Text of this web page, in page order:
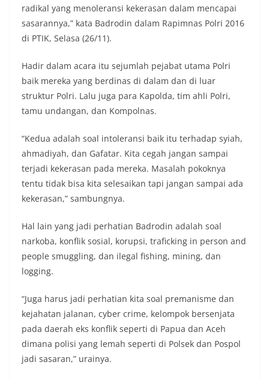
radikal yang menoleransi kekerasan dalam mencapai
sasarannya,” kata Badrodin dalam Rapimnas Polri 2016
di PTIK, Selasa (26/11).
Hadir dalam acara itu sejumlah pejabat utama Polri
baik mereka yang berdinas di dalam dan di luar
struktur Polri. Lalu juga para Kapolda, tim ahli Polri,
tamu undangan, dan Kompolnas.
“Kedua adalah soal intoleransi baik itu terhadap syiah,
ahmadiyah, dan Gafatar. Kita cegah jangan sampai
terjadi kekerasan pada mereka. Masalah pokoknya
tentu tidak bisa kita selesaikan tapi jangan sampai ada
kekerasan,” sambungnya.
Hal lain yang jadi perhatian Badrodin adalah soal
narkoba, konflik sosial, korupsi, traficking in person and
people smuggling, dan ilegal fishing, mining, dan
logging.
“Juga harus jadi perhatian kita soal premanisme dan
kejahatan jalanan, cyber crime, kelompok bersenjata
pada daerah eks konflik seperti di Papua dan Aceh
dimana polisi yang lemah seperti di Polsek dan Pospol
jadi sasaran,” urainya.